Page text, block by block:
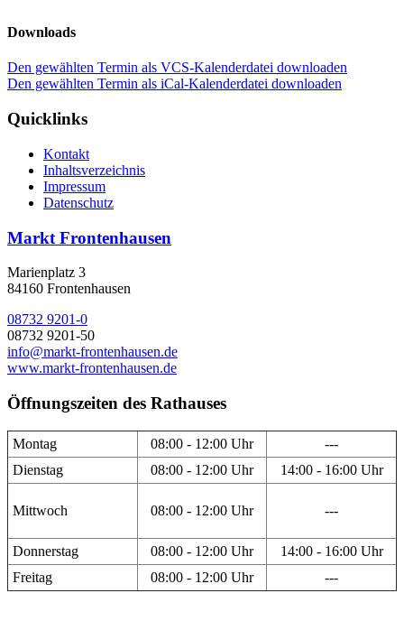
Downloads
Den gewählten Termin als VCS-Kalenderdatei downloaden
Den gewählten Termin als iCal-Kalenderdatei downloaden
Quicklinks
Kontakt
Inhaltsverzeichnis
Impressum
Datenschutz
Markt Frontenhausen
Marienplatz 3
84160 Frontenhausen
08732 9201-0
08732 9201-50
info@markt-frontenhausen.de
www.markt-frontenhausen.de
Öffnungszeiten des Rathauses
Montag 08:00 - 12:00 Uhr
---
Dienstag
08:00 - 12:00 Uhr 14:00 - 16:00 Uhr
Mittwoch 08:00 - 12:00 Uhr ---
Donnerstag 08:00 - 12:00 Uhr
14:00 - 16:00 Uhr
Freitag
08:00 - 12:00 Uhr ---